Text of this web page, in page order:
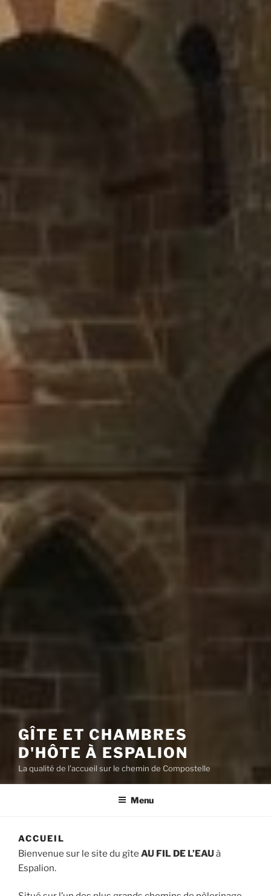
GÎTE ET CHAMBRES
D'HÔTE À ESPALION
La qualité de l'accueil sur le chemin de Compostelle
Menu
ACCUEIL
Bienvenue sur le site du gîte AU FIL DE L’EAU à
Espalion.